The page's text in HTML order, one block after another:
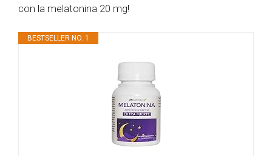
con la melatonina 20 mg!
BESTSELLER NO. 1